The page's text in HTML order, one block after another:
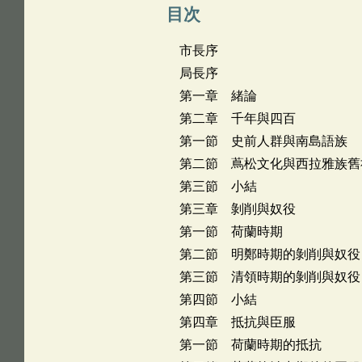
目次
市長序
局長序
第一章 緒論
第二章 千年與四百
第一節 史前人群與南島語族
第二節 蔦松文化與西拉雅族舊
第三節 小結
第三章 剝削與奴役
第一節 荷蘭時期
第二節 明鄭時期的剝削與奴役
第三節 清領時期的剝削與奴役
第四節 小結
第四章 抵抗與臣服
第一節 荷蘭時期的抵抗